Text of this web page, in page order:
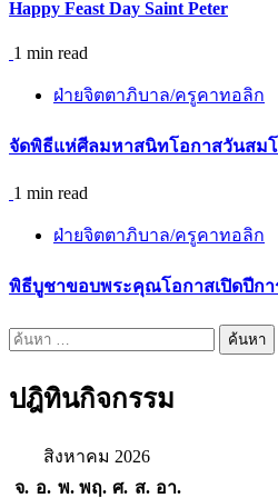
Happy Feast Day Saint Peter
1 min read
ฝ่ายจิตตาภิบาล/ครูคาทอลิก
จัดพิธีแห่ศีลมหาสนิทโอกาสวันสมโ
1 min read
ฝ่ายจิตตาภิบาล/ครูคาทอลิก
พิธีบูชาขอบพระคุณโอกาสเปิดปีกา
ค้นหา
ปฎิทินกิจกรรม
สิงหาคม 2026
จ. อ. พ. พฤ. ศ. ส. อา.